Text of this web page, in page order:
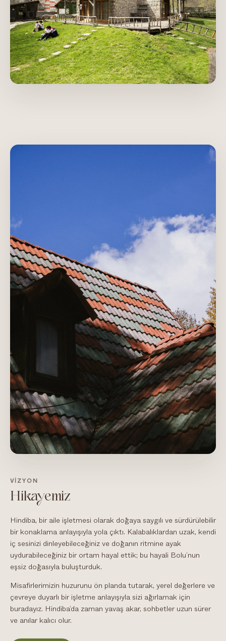
VIZYON
Hikayemiz
Hindiba, bir aile işletmesi olarak doğaya saygılı ve sürdürülebilir
bir konaklama anlayışıyla yola çıktı. Kalabalıklardan uzak, kendi
iç sesinizi dinleyebileceğiniz ve doğanın ritmine ayak
uydurabileceğiniz bir ortam hayal ettik; bu hayali Bolu’nun
eşsiz doğasıyla buluşturduk.
Misafirlerimizin huzurunu ön planda tutarak, yerel değerlere ve
çevreye duyarlı bir işletme anlayışıyla sizi ağırlamak için
buradayız. Hindiba’da zaman yavaş akar, sohbetler uzun sürer
ve anılar kalıcı olur.